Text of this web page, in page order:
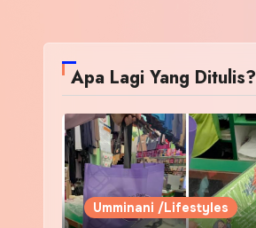
Apa Lagi Yang Ditulis?
Umminani /Lifestyles